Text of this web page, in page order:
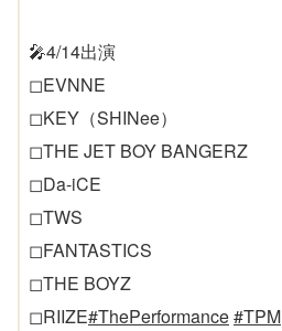
🎤4/14出演
◻EVNNE
◻KEY（SHINee）
◻THE JET BOY BANGERZ
◻Da-iCE
◻TWS
◻FANTASTICS
◻THE BOYZ
◻RIIZE#ThePerformance#TPM